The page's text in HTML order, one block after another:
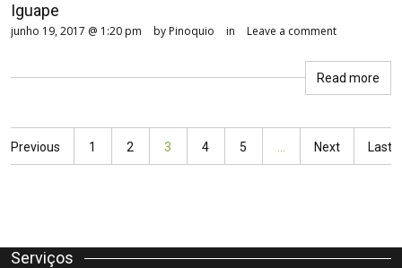
Iguape
junho 19, 2017 @ 1:20 pm by Pinoquio in Leave a comment
Read more
Previous 1 2 3 4 5 Next Last
Serviços